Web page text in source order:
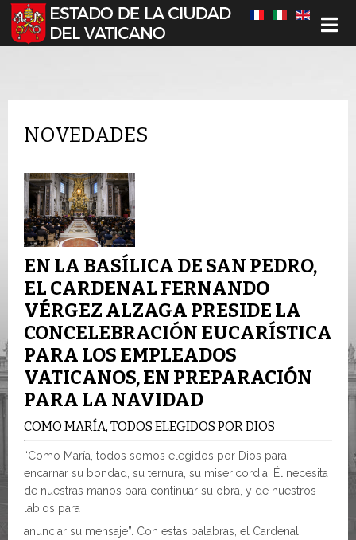
Seleccione su idioma
NOVEDADES
EN LA BASÍLICA DE SAN PEDRO,
EL CARDENAL FERNANDO
VÉRGEZ ALZAGA PRESIDE LA
CONCELEBRACIÓN EUCARÍSTICA
PARA LOS EMPLEADOS
VATICANOS, EN PREPARACIÓN
PARA LA NAVIDAD
COMO MARÍA, TODOS ELEGIDOS POR DIOS
“Como María, todos somos elegidos por Dios para
encarnar su bondad, su ternura, su misericordia. Él necesita
de nuestras manos para continuar su obra, y de nuestros
labios para
anunciar su mensaje”. Con estas palabras, el Cardenal